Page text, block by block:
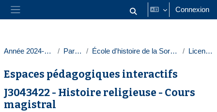
Passer au contenu principal
Panneau latéral Activer/désactiver la saisie
Connexion
Année 2024-2025 Paris 1 École d'histoire de la Sorbonne Licences
Espaces pédagogiques interactifs
J3043422 - Histoire religieuse - Cours
magistral